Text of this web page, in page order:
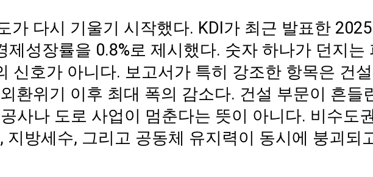
가 다시 기울기 시작했다. KDI가 최근 발표한
제성장률을 0.8%로 제시했다. 숫자 하나가 던지는
신호가 아니다. 보고서가 특히 강조한 항목은 건
환위기 이후 최대 폭의 감소다. 건설 부문이 흔들
사나 도로 사업이 멈춘다는 뜻이 아니다. 비수도
지방세수, 그리고 공동체 유지력이 동시에 붕괴되